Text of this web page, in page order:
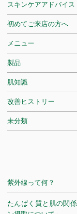
スキンケアアドバイス
初めてご来店の方へ
メニュー
製品
肌知識
改善ヒストリー
未分類
紫外線って何？
たんぱく質と肌の関